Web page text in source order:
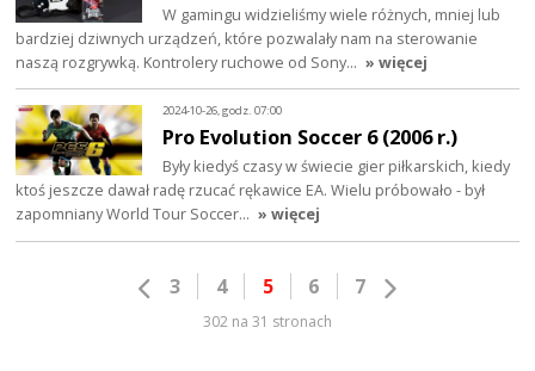
W gamingu widzieliśmy wiele różnych, mniej lub
bardziej dziwnych urządzeń, które pozwalały nam na sterowanie
naszą rozgrywką. Kontrolery ruchowe od Sony… » więcej
2024-10-26, godz. 07:00
Pro Evolution Soccer 6 (2006 r.)
Były kiedyś czasy w świecie gier piłkarskich, kiedy
ktoś jeszcze dawał radę rzucać rękawice EA. Wielu próbowało - był
zapomniany World Tour Soccer… » więcej
3 4 5 6 7
302 na 31 stronach